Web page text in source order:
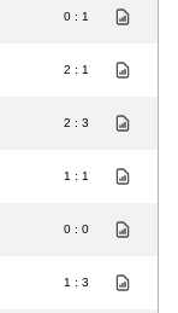
0 : 1
2 : 1
2 : 3
1 : 1
0 : 0
1 : 3